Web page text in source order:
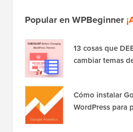
Popular en WPBeginner
13 cosas que
cambiar temas
Cómo instalar
WordPress para